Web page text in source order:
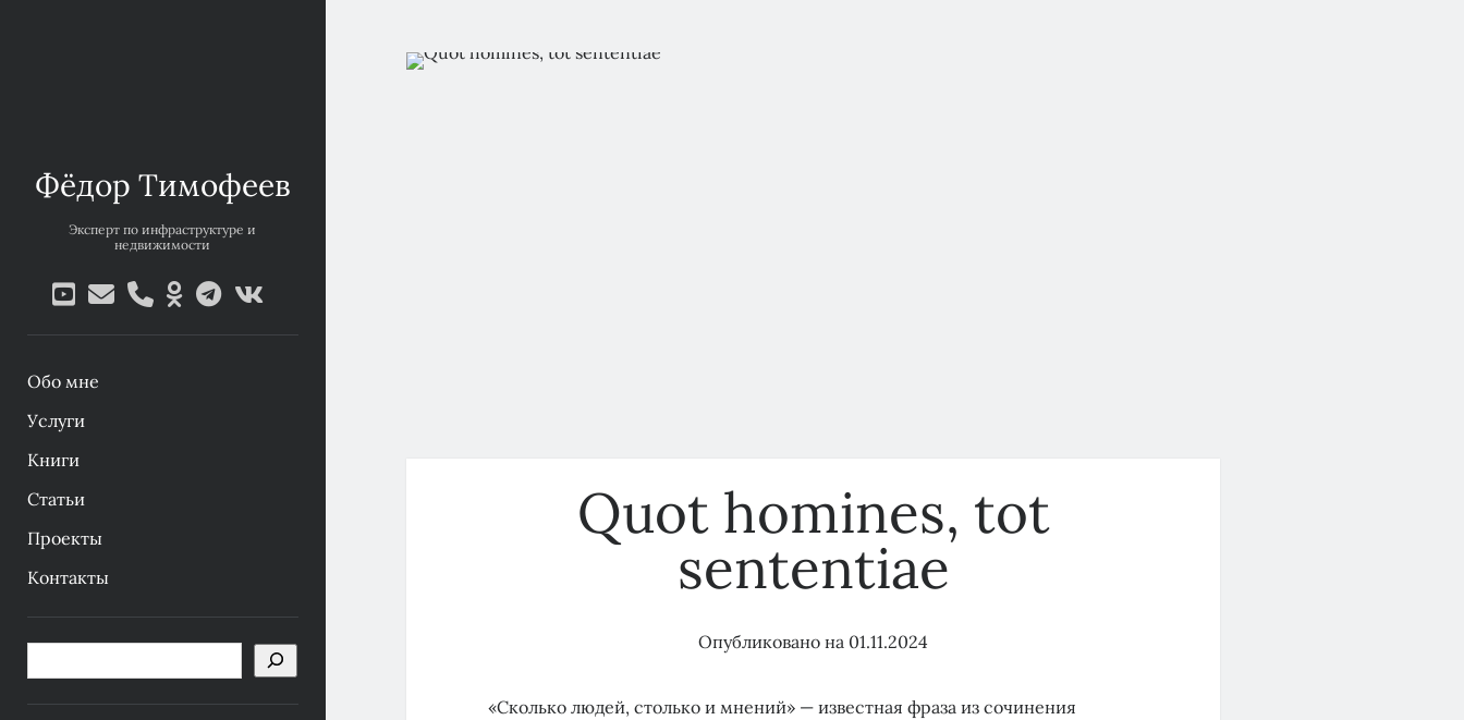
Фёдор Тимофеев
Эксперт по инфраструктуре и
недвижимости
youtube
emailphone
ok-
ru
telegram
Обо мне
Услуги
Книги
Статьи
Проекты
Контакты
Боковая
панель
Quot homines, tot
sententiae
Опубликовано на 01.11.2024
«Сколько людей, столько и мнений» — известная фраза из сочинения